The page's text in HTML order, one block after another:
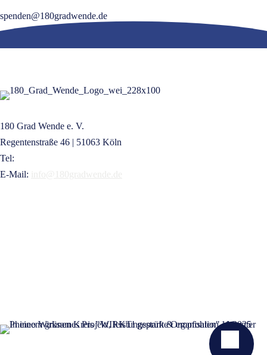
spenden@180gradwende.de
180 Grad Wende e. V.
Regentenstraße 46 | 51063 Köln
Tel:
E-Mail: